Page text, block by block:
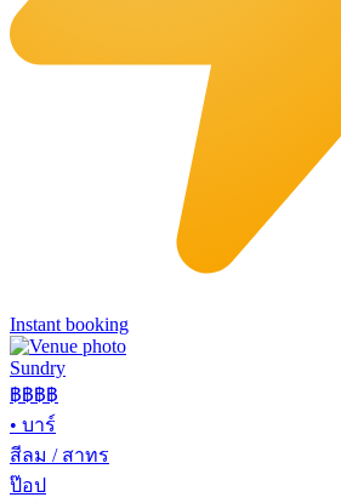
Instant booking
Sundry
฿฿฿฿
• บาร์
สีลม / สาทร
ป๊อป